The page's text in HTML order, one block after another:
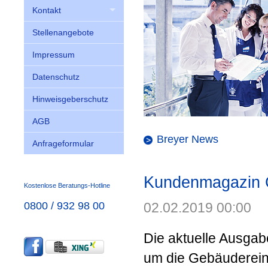
Kontakt
Stellenangebote
Impressum
Datenschutz
Hinweisgeberschutz
AGB
Anfrageformular
Kostenlose Beratungs-Hotline
0800 / 932 98 00
Breyer News
02.02.2019 00:00
Die aktuelle
um die